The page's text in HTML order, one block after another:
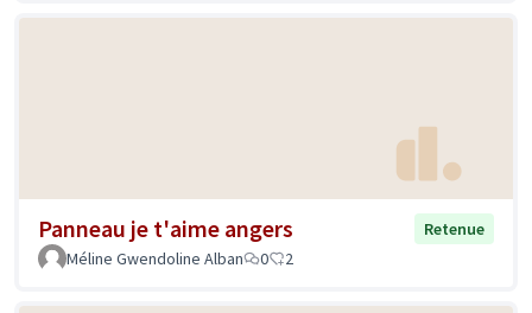
Panneau je t'aime angers
Retenue
Méline Gwendoline Alban
0 2